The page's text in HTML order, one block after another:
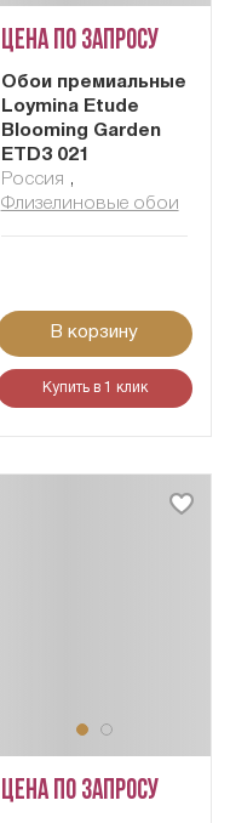
Цена по запросу
Обои премиальные
Loymina Etude
Blooming Garden
ETD3 021
Россия ,
Флизелиновые обои
В корзину
Купить в 1 клик
Цена по запросу